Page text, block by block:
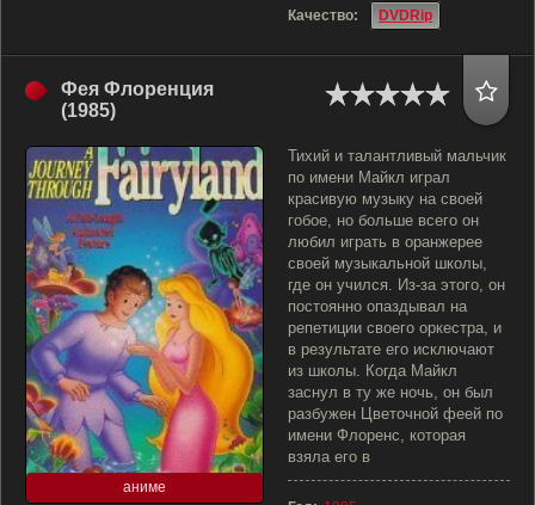
Качество:
DVDRip
Фея Флоренция
(1985)
аниме
Тихий и талантливый мальчик
по имени Майкл играл
красивую музыку на своей
гобое, но больше всего он
любил играть в оранжерее
своей музыкальной школы,
где он учился. Из-за этого, он
постоянно опаздывал на
репетиции своего оркестра, и
в результате его исключают
из школы. Когда Майкл
заснул в ту же ночь, он был
разбужен Цветочной феей по
имени Флоренс, которая
взяла его в